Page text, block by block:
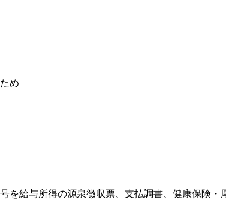
め
を給与所得の源泉徴収票、支払調書、健康保険